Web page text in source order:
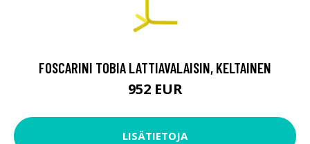
FOSCARINI TOBIA LATTIAVALAISIN, KELTAINEN
952 EUR
LISÄTIETOJA